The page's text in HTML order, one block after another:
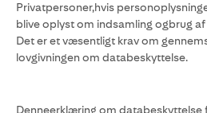
Privatpersoner,hvis
blive oplyst om indsamling ogbrug
Det er et væsentligt krav om
lovgivningen om databeskyttelse.
Denneerklæring om databeskyttelse